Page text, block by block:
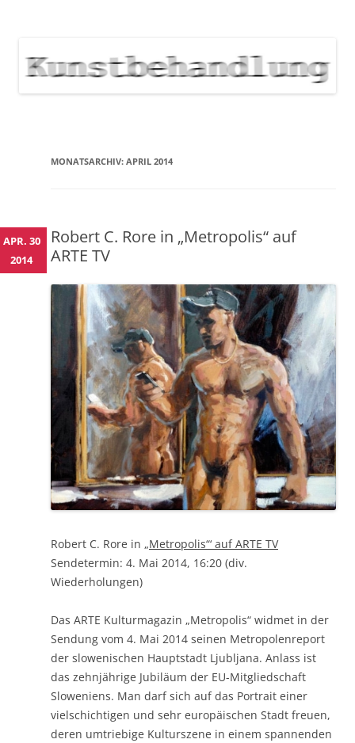
NEWS
MONATSARCHIV: APRIL 2014
Robert C. Rore in „Metropolis“ auf
ARTE TV
Robert C. Rore in „Metropolis“‘ auf ARTE TV
Sendetermin: 4. Mai 2014, 16:20 (div.
Wiederholungen)
Das ARTE Kulturmagazin „Metropolis“ widmet in der
Sendung vom 4. Mai 2014 seinen Metropolenreport
der slowenischen Hauptstadt Ljubljana. Anlass ist
das zehnjährige Jubiläum der EU-Mitgliedschaft
Sloweniens. Man darf sich auf das Portrait einer
vielschichtigen und sehr europäischen Stadt freuen,
deren umtriebige Kulturszene in einem spannenden
APR. 30
2014